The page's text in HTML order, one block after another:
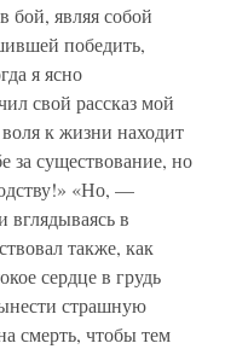
бой, являя собой
победить,
я ясно
свой рассказ мой
к жизни находит
за существование, но
«Но, —
в
также, как
сердце в грудь
страшную
смерть, чтобы тем